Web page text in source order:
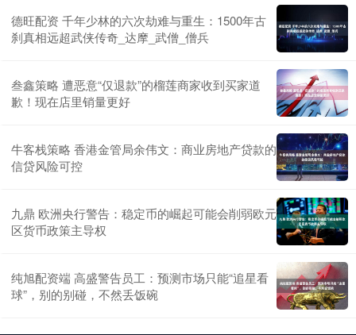
德旺配资 千年少林的六次劫难与重生：1500年古
刹真相远超武侠传奇_达摩_武僧_僧兵
叁鑫策略 遭恶意“仅退款”的榴莲商家收到买家道
歉！现在店里销量更好
牛客栈策略 香港金管局余伟文：商业房地产贷款的
信贷风险可控
九鼎 欧洲央行警告：稳定币的崛起可能会削弱欧元
区货币政策主导权
纯旭配资端 高盛警告员工：预测市场只能“追星看
球”，别的别碰，不然丢饭碗